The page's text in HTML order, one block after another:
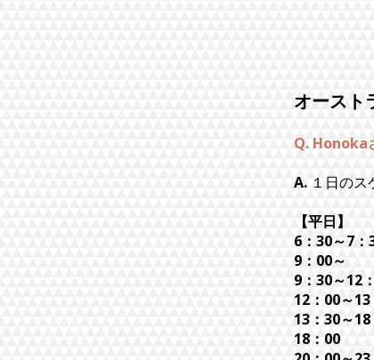
オースト
Q. Honoka
A. １日のス
【平日】
6：30～7：
9：00～
9：30～12
12：00～
13：30～
18：00 寮